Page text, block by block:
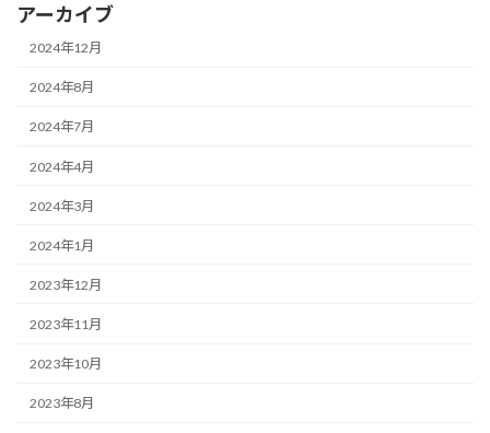
アーカイブ
2024年12月
2024年8月
2024年7月
2024年4月
2024年3月
2024年1月
2023年12月
2023年11月
2023年10月
2023年8月